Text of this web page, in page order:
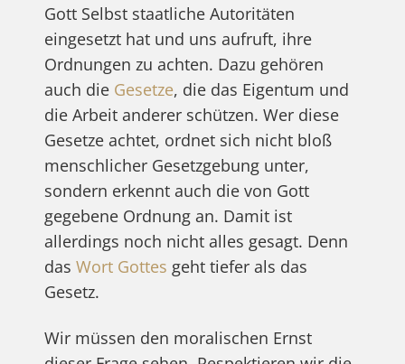
Gott Selbst staatliche Autoritäten
eingesetzt hat und uns aufruft, ihre
Ordnungen zu achten. Dazu gehören
auch die Gesetze, die das Eigentum und
die Arbeit anderer schützen. Wer diese
Gesetze achtet, ordnet sich nicht bloß
menschlicher Gesetzgebung unter,
sondern erkennt auch die von Gott
gegebene Ordnung an. Damit ist
allerdings noch nicht alles gesagt. Denn
das Wort Gottes geht tiefer als das
Gesetz.
Wir müssen den moralischen Ernst